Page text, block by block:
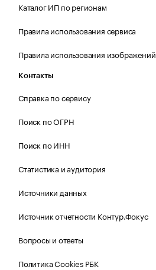
Каталог ИП по регионам
Правила использования сервиса
Правила использования изображений
Контакты
Справка по сервису
Поиск по ОГРН
Поиск по ИНН
Статистика и аудитория
Источники данных
Источник отчетности Контур.Фокус
Вопросы и ответы
Политика Cookies РБК